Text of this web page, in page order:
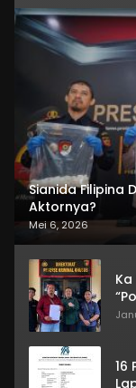
Sianida Filipina
Aktornya?
Mei 6, 2026
16